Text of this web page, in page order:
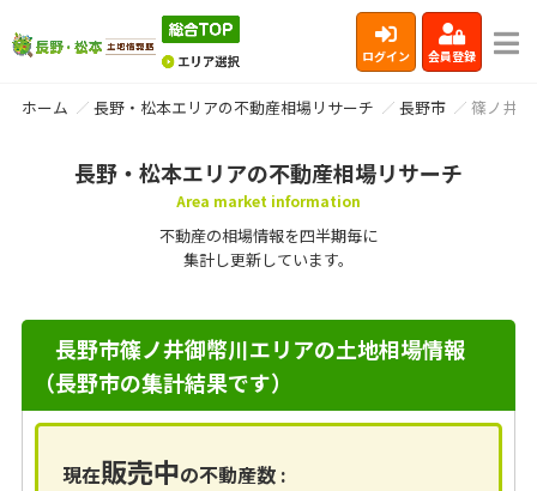
ログイン 会員登録
ホーム 長野・松本エリアの不動産相場リサーチ 長野市 篠ノ井
長野・松本エリアの不動産相場リサーチ
Area market information
不動産の相場情報を四半期毎に
集計し更新しています。
長野市篠ノ井御幣川エリアの土地相場情報
（長野市の集計結果です）
現在販売中の不動産数 :